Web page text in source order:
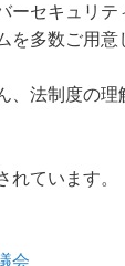
ーセキュリ
多数ご用意
法制度の
ています。
会